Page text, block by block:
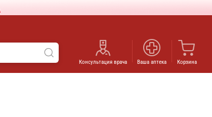
Консультация врача Ваша аптека Корзина